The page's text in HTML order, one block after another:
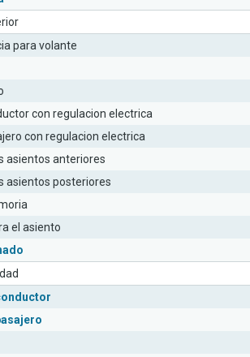
para volante
con regulacion electrica
con regulacion electrica
asientos anteriores
asientos posteriores
el asiento